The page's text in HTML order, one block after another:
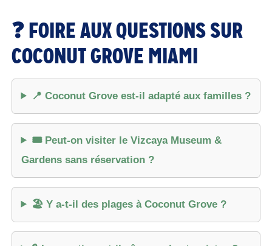
❓ FOIRE AUX QUESTIONS SUR
COCONUT GROVE MIAMI
📍 Coconut Grove est-il adapté aux familles ?
🎟️ Peut-on visiter le Vizcaya Museum &
Gardens sans réservation ?
🏖️ Y a-t-il des plages à Coconut Grove ?